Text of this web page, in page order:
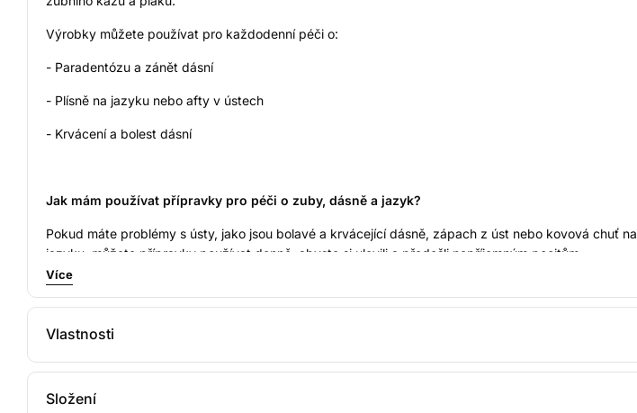
Výrobky můžete používat pro každodenní péči o:
- Paradentózu a zánět dásní
- Plísně na jazyku nebo afty v ústech
- Krvácení a bolest dásní
Jak mám používat přípravky pro péči o zuby, dásně a jazyk?
Pokud máte problémy s ústy, jako jsou bolavé a krvácející dásně, zápach z úst nebo kovová chuť na
jazyku, můžete přípravky používat denně, abyste si ulevili a předešli nepříjemným pocitům.
Všechny produkty lze použít také při léčbě zánětu dásní, paradentózy, aft a plísní na jazyku.
Čistěte si zuby
Více
Vlastnosti
Ingredience s prokazatelnými účinky
Složení